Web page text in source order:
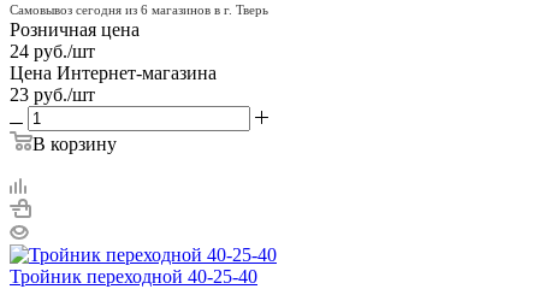
Самовывоз сегодня из 6 магазинов в г. Тверь
Розничная цена
24 руб./шт
Цена Интернет-магазина
23 руб./шт
В корзину
Тройник переходной 40-25-40